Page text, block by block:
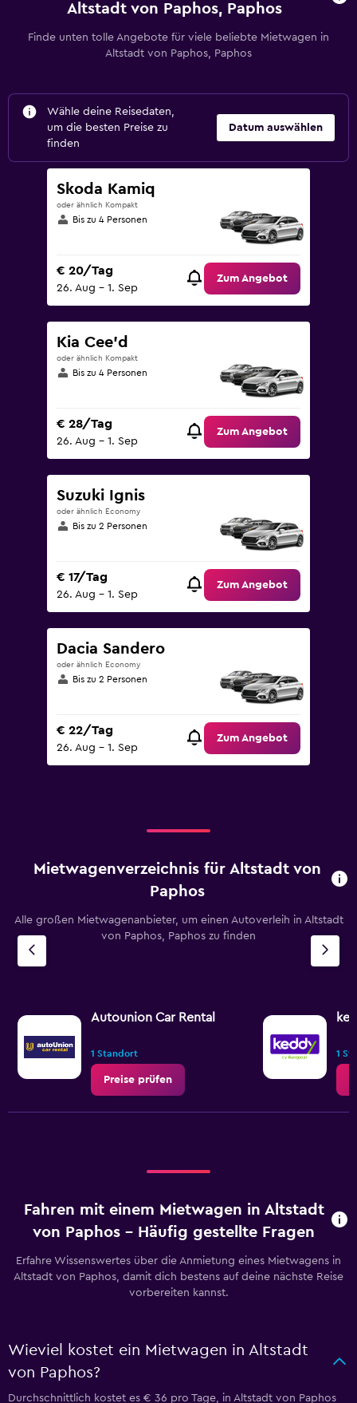
Altstadt von Paphos, Paphos
Finde unten tolle Angebote für viele beliebte Mietwagen in
Altstadt von Paphos, Paphos
Wähle deine Reisedaten,
um die besten Preise zu
finden
Datum auswählen
Skoda Kamiq
oder ähnlich Kompakt
Bis zu 4 Personen
€ 20/Tag
26. Aug – 1. Sep
Zum Angebot
Kia Cee'd
oder ähnlich Kompakt
Bis zu 4 Personen
€ 28/Tag
26. Aug – 1. Sep
Zum Angebot
Suzuki Ignis
oder ähnlich Economy
Bis zu 2 Personen
€ 17/Tag
26. Aug – 1. Sep
Zum Angebot
Dacia Sandero
oder ähnlich Economy
Bis zu 2 Personen
€ 22/Tag
26. Aug – 1. Sep
Zum Angebot
Mietwagenverzeichnis für Altstadt von
Paphos
Alle großen Mietwagenanbieter, um einen Autoverleih in Altstadt
von Paphos, Paphos zu finden
Autounion Car Rental
1 Standort
Preise prüfen
1
Fahren mit einem Mietwagen in Altstadt
von Paphos – Häufig gestellte Fragen
Erfahre Wissenswertes über die Anmietung eines Mietwagens in
Altstadt von Paphos, damit dich bestens auf deine nächste Reise
vorbereiten kannst.
Wieviel kostet ein Mietwagen in Altstadt
von Paphos?
Durchschnittlich kostet es € 36 pro Tage, in Altstadt von Paphos